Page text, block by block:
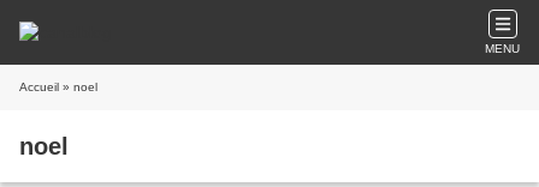
MENU
Accueil » noel
noel